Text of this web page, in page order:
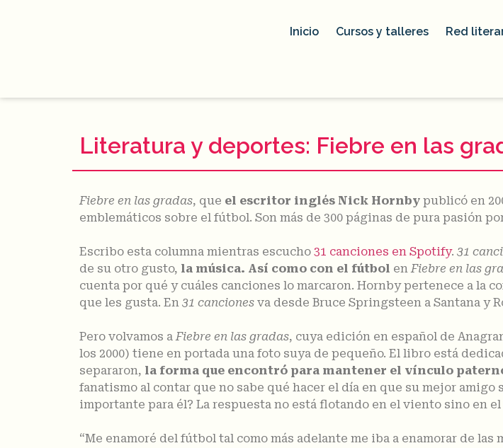
Inicio Cursos y talleres Red
Literatura y deportes: Fiebre en las
Fiebre en las gradas, que el escritor inglés Nick Hornby publicó en
emblemáticos sobre el fútbol. Son más de 300 páginas de pura pasión
Escribo esta columna mientras escucho 31 canciones en Spotify. 31
de su otro gusto, la música. Así como con el fútbol enFiebre en las
cuenta por qué y cuáles canciones lo marcaron. Hornby pertenece a la
que les gusta. En 31 canciones va desde Bruce Springsteen a Santana y
Pero volvamos aFiebre en las gradas, cuya edición en español de
los 2000) tiene en portada una foto suya de pequeño. El libro está
separaron, la forma que encontró para mantener el vínculo
fanatismo al contar que no sabe qué hacer el día en que su mejor amigo
importante para él? La respuesta no está flotando en el viento sino en
“Me enamoré del fútbol tal como más adelante me iba a enamorar de